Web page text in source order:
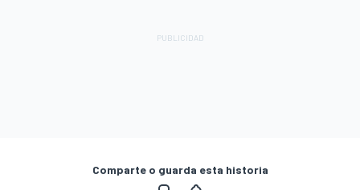
Comparte o guarda esta historia